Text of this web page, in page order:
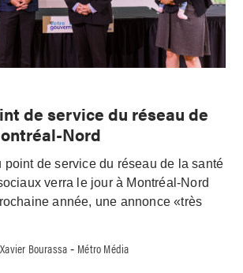
de service du réseau de
Nord
point de service du réseau de la santé
verra le jour à Montréal-Nord
année, une annonce «très
Xavier Bourassa - Métro Média